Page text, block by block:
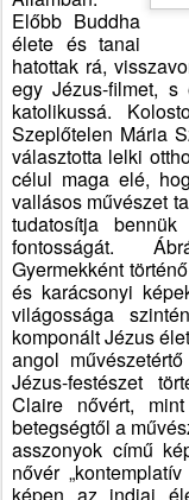
Előbb Buddha
élete és tanai
hatottak rá,
egy Jézus-filmet,
katolikussá.
Szeplőtelen Mária
választotta lelki
célul maga elé,
vallásos művészet
tudatosítja
fontosságát.
Gyermekként
és karácsonyi
világossága
komponált Jézus
angol
Jézus-festészet
Claire nővért,
betegségtől a
asszonyok című
nővér